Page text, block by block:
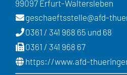
99097 Erfurt-Waltersleben
geschaeftsstelle@afd-
0361 / 341 968 65 und 68
0361 / 341 968 67
https://www.afd-